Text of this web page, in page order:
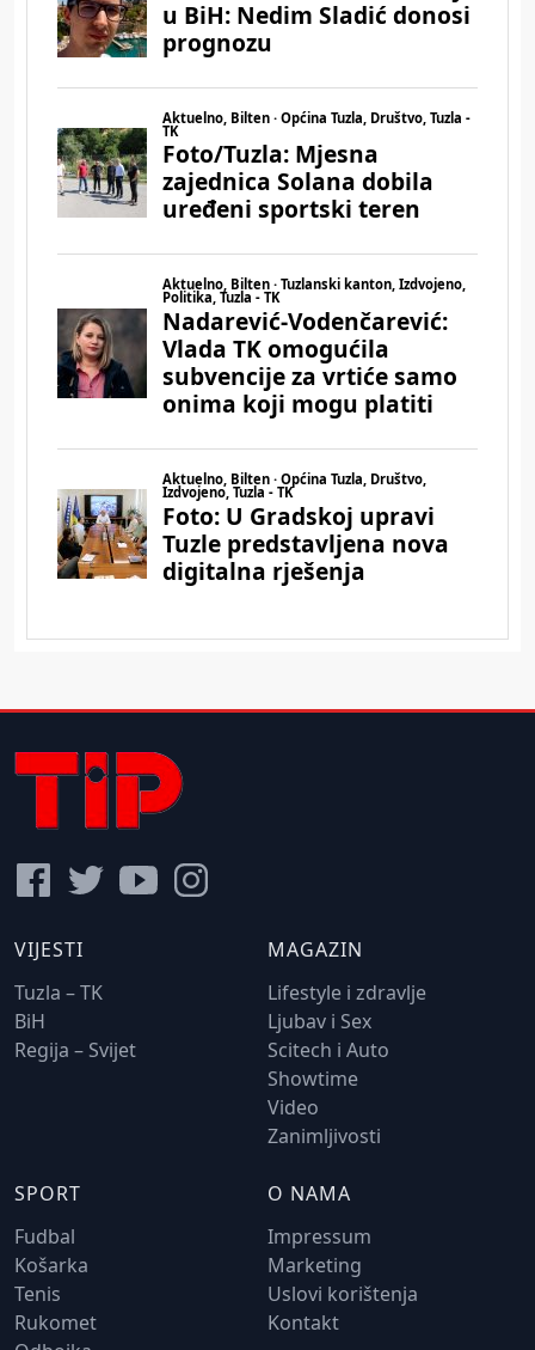
VIJESTI
Tuzla – TK
BiH
Regija – Svijet
MAGAZIN
Lifestyle i zdravlje
Ljubav i Sex
Scitech i Auto
Showtime
Video
Zanimljivosti
SPORT
Fudbal
Košarka
Tenis
Rukomet
O NAMA
Impressum
Marketing
Uslovi korištenja
Kontakt